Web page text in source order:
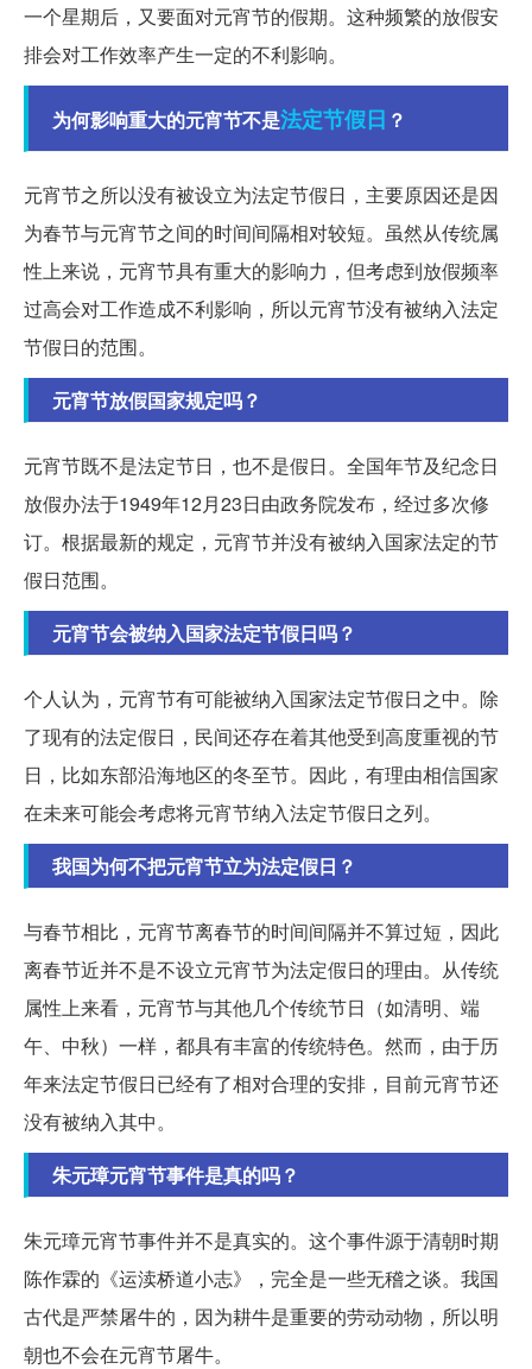
一个星期后，又要面对元宵节的假期。这种频繁的放假安
排会对工作效率产生一定的不利影响。
为何影响重大的元宵节不是法定节假日 ？
元宵节之所以没有被设立为法定节假日，主要原因还是因
为春节与元宵节之间的时间间隔相对较短。虽然从传统属
性上来说，元宵节具有重大的影响力，但考虑到放假频率
过高会对工作造成不利影响，所以元宵节没有被纳入法定
节假日的范围。
元宵节放假国家规定吗？
元宵节既不是法定节日，也不是假日。全国年节及纪念日
放假办法于1949年12月23日由政务院发布，经过多次修
订。根据最新的规定，元宵节并没有被纳入国家法定的节
假日范围。
元宵节会被纳入国家法定节假日吗？
个人认为，元宵节有可能被纳入国家法定节假日之中。除
了现有的法定假日，民间还存在着其他受到高度重视的节
日，比如东部沿海地区的冬至节。因此，有理由相信国家
在未来可能会考虑将元宵节纳入法定节假日之列。
我国为何不把元宵节立为法定假日？
与春节相比，元宵节离春节的时间间隔并不算过短，因此
离春节近并不是不设立元宵节为法定假日的理由。从传统
属性上来看，元宵节与其他几个传统节日（如清明、端
午、中秋）一样，都具有丰富的传统特色。然而，由于历
年来法定节假日已经有了相对合理的安排，目前元宵节还
没有被纳入其中。
朱元璋元宵节事件是真的吗？
朱元璋元宵节事件并不是真实的。这个事件源于清朝时期
陈作霖的《运渎桥道小志》，完全是一些无稽之谈。我国
古代是严禁屠牛的，因为耕牛是重要的劳动动物，所以明
朝也不会在元宵节屠牛。